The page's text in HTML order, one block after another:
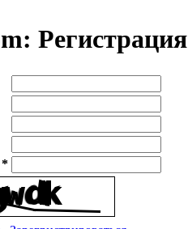
Регистрация
*